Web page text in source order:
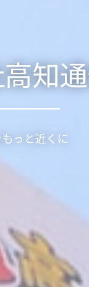
知
っと近くに